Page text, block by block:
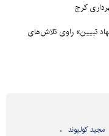
تبیین» راوی تلاش‌های
مجید کولیوند